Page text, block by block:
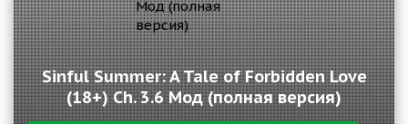
Sinful Summer: A Tale of Forbidden Love
(18+) Ch. 3.6 Мод (полная версия)